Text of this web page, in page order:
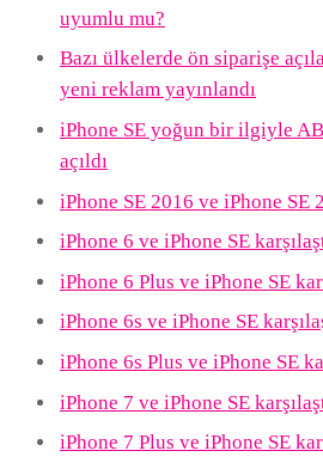
uyumlu mu?
Bazı ülkelerde ön siparişe
yeni reklam yayınlandı
iPhone SE yoğun bir ilgiyle
açıldı
iPhone SE 2016 ve iPhone SE
iPhone 6 ve iPhone SE
iPhone 6 Plus ve iPhone SE
iPhone 6s ve iPhone SE
iPhone 6s Plus ve iPhone SE
iPhone 7 ve iPhone SE
iPhone 7 Plus ve iPhone SE